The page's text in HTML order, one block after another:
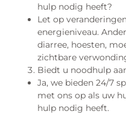
hulp nodig heeft?
Let op
energieniveau.
diarree, hoesten,
zichtbare
Biedt u noodhulp
Ja, we bieden 24/7
met ons op als uw
hulp nodig heeft.